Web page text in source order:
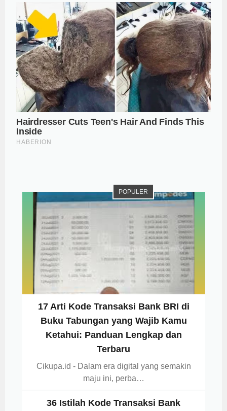
POPULER
17 Arti Kode Transaksi Bank BRI di
Buku Tabungan yang Wajib Kamu
Ketahui: Panduan Lengkap dan
Terbaru
Cikupa.id - Dalam era digital yang semakin
maju ini, perba…
36 Istilah Kode Transaksi Bank